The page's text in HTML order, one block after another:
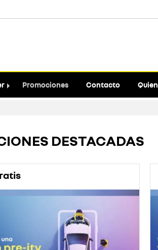
Promociones Contacto
DESTACADAS